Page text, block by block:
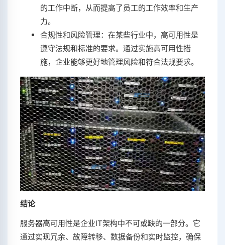
的工作中断，从而提高了员工的工作效率和生产
力。
合规性和风险管理：在某些行业中，高可用性是
遵守法规和标准的要求。通过实施高可用性措
施，企业能够更好地管理风险和符合法规要求。
结论
服务器高可用性是企业IT架构中不可或缺的一部分。它
通过实现冗余、故障转移、数据备份和实时监控，确保